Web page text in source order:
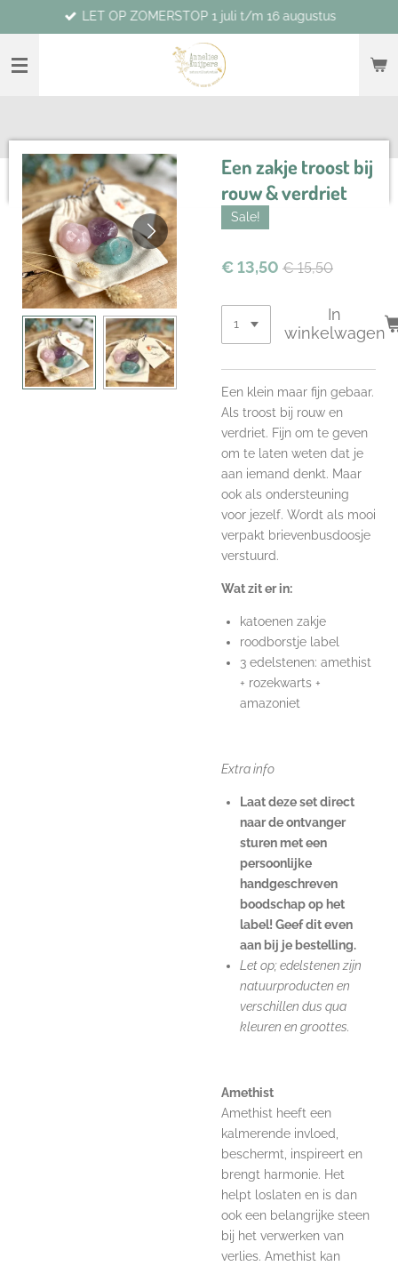
direct
naar
hoofdinhoud
LET OP ZOMERSTOP 1 juli t/m 16 augustus
Een zakje troost bij
rouw & verdriet
Sale!
€ 13,50 € 15,50
In
winkelwagen
Een klein maar fijn gebaar.
Als troost bij rouw en
verdriet. Fijn om te geven
om te laten weten dat je
aan iemand denkt. Maar
ook als ondersteuning
voor jezelf. Wordt als mooi
verpakt brievenbusdoosje
verstuurd.
Wat zit er in:
katoenen zakje
roodborstje label
3 edelstenen: amethist
+ rozekwarts +
amazoniet
Extra info
Laat deze set direct
naar de ontvanger
sturen met een
persoonlijke
handgeschreven
boodschap op het
label! Geef dit even
aan bij je bestelling.
Let op; edelstenen zijn
natuurproducten en
verschillen dus qua
kleuren en groottes.
Amethist
Amethist heeft een
kalmerende invloed,
beschermt, inspireert en
brengt harmonie. Het
helpt loslaten en is dan
ook een belangrijke steen
bij het verwerken van
verlies. Amethist kan